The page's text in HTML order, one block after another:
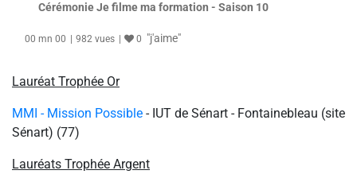
Cérémonie Je filme ma formation - Saison 10
00 mn 00 982 vues 0 "j'aime"
Lauréat Trophée Or
MMI - Mission Possible - IUT de Sénart - Fontainebleau (site
Sénart) (77)
Lauréats Trophée Argent